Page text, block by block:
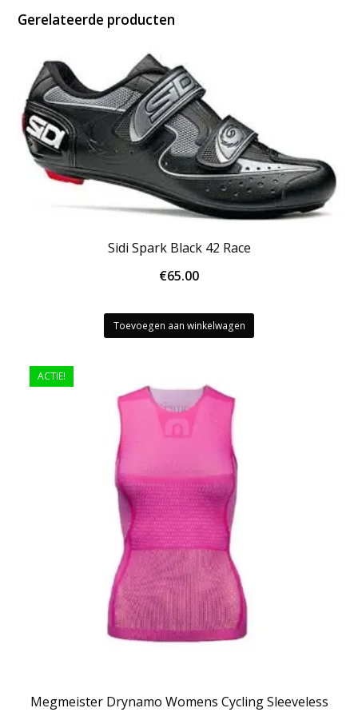
Gerelateerde producten
Sidi Spark Black 42 Race
€65.00
Toevoegen aan winkelwagen
ACTIE!
Megmeister Drynamo Womens Cycling Sleeveless